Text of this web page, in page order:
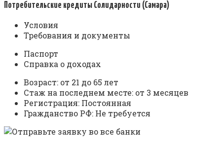
Потребительские кредиты Солидарности (Самара)
Условия
Требования и документы
Паспорт
Справка о доходах
Возраст: от 21 до 65 лет
Стаж на последнем месте: от 3 месяцев
Регистрация: Постоянная
Гражданство РФ: Не требуется